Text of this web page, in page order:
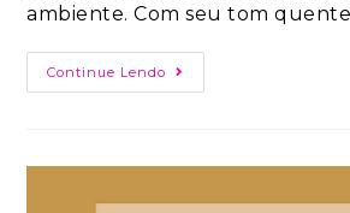
ambiente. Com seu tom
Continue Lendo